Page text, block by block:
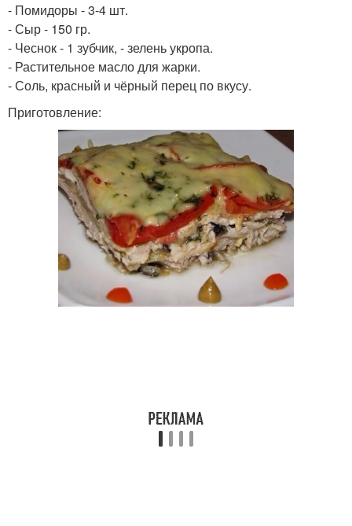
мультиварке
Запеканки из курицы Запеканка для детей
- Помидоры - 3-4 шт.
- Сыр - 150 гр.
- Чеснок - 1 зубчик, - зелень укропа.
- Растительное масло для жарки.
- Соль, красный и чёрный перец по вкусу.
Приготовление: